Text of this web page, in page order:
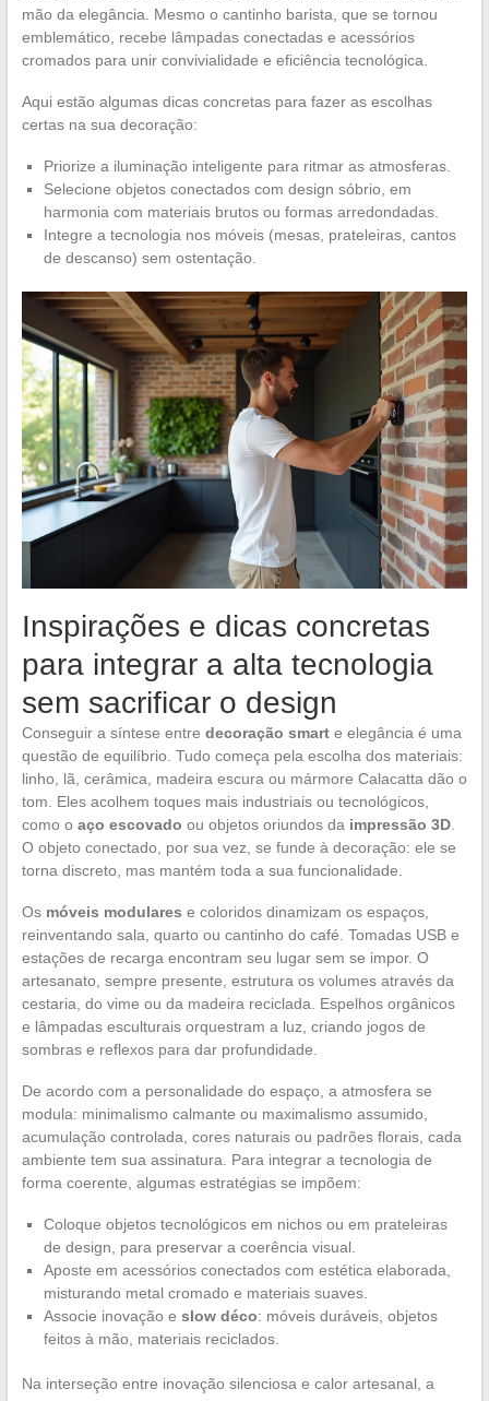
mão da elegância. Mesmo o cantinho barista, que se tornou
emblemático, recebe lâmpadas conectadas e acessórios
cromados para unir convivialidade e eficiência tecnológica.
Aqui estão algumas dicas concretas para fazer as escolhas
certas na sua decoração:
Priorize a iluminação inteligente para ritmar as atmosferas.
Selecione objetos conectados com design sóbrio, em
harmonia com materiais brutos ou formas arredondadas.
Integre a tecnologia nos móveis (mesas, prateleiras, cantos
de descanso) sem ostentação.
Inspirações e dicas concretas
para integrar a alta tecnologia
sem sacrificar o design
Conseguir a síntese entre decoração smarte elegância é uma
questão de equilíbrio. Tudo começa pela escolha dos materiais:
linho, lã, cerâmica, madeira escura ou mármore Calacatta dão o
tom. Eles acolhem toques mais industriais ou tecnológicos,
como o aço escovado ou objetos oriundos da impressão 3D.
O objeto conectado, por sua vez, se funde à decoração: ele se
torna discreto, mas mantém toda a sua funcionalidade.
Os móveis modulares e coloridos dinamizam os espaços,
reinventando sala, quarto ou cantinho do café. Tomadas USB e
estações de recarga encontram seu lugar sem se impor. O
artesanato, sempre presente, estrutura os volumes através da
cestaria, do vime ou da madeira reciclada. Espelhos orgânicos
e lâmpadas esculturais orquestram a luz, criando jogos de
sombras e reflexos para dar profundidade.
De acordo com a personalidade do espaço, a atmosfera se
modula: minimalismo calmante ou maximalismo assumido,
acumulação controlada, cores naturais ou padrões florais, cada
ambiente tem sua assinatura. Para integrar a tecnologia de
forma coerente, algumas estratégias se impõem:
Coloque objetos tecnológicos em nichos ou em prateleiras
de design, para preservar a coerência visual.
Aposte em acessórios conectados com estética elaborada,
misturando metal cromado e materiais suaves.
Associe inovação e slow déco: móveis duráveis, objetos
feitos à mão, materiais reciclados.
Na interseção entre inovação silenciosa e calor artesanal, a